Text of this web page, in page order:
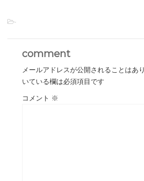
-
comment
メールアドレスが公開されることはあ
いている欄は必須項目です
コメント ※